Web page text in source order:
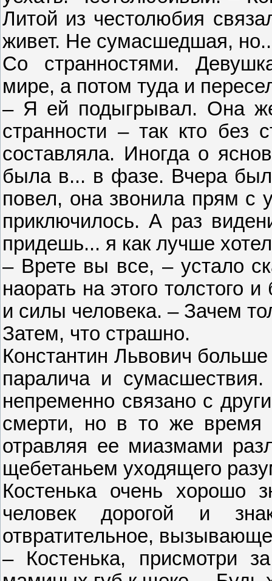
Литой из честолюбия
живет. Не сумасшедшая,
Со странностями.
мире, а потом туда и
– Я ей подыгрывал. Она
странности – так кто без
составляла. Иногда о
была в... в фазе. Вчера
повел, она звонила прям с
приключилось. А раз
придешь... я как лучше
– Врете вы все, – устало
наорать на этого толстого
и силы человека. – Зачем
Затем, что страшно.
Константин Львович
паралича и
непременно связано с
смерти, но в то же время
отравляя ее миазмами
щебетаньем уходящего
Костенька очень хорошо
человек дорогой и
отвратительное,
– Костенька, присмотри